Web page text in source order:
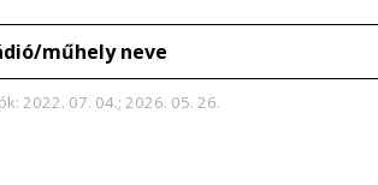
műhely neve
2022. 07. 04.; 2026. 05. 26.